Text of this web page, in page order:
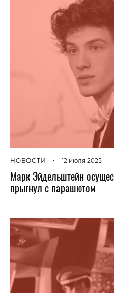
НОВОСТИ • 12 июля 2025
Марк Эйдельштейн
прыгнул с парашютом